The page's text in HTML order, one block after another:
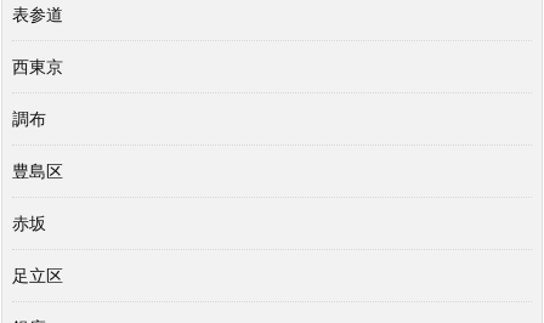
表参道
西東京
調布
豊島区
赤坂
足立区